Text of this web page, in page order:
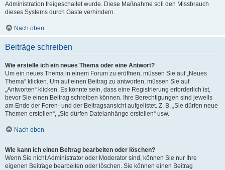
Administration freigeschaltet wurde. Diese Maßnahme soll den Missbrauch
dieses Systems durch Gäste verhindern.
Nach oben
Beiträge schreiben
Wie erstelle ich ein neues Thema oder eine Antwort?
Um ein neues Thema in einem Forum zu eröffnen, müssen Sie auf „Neues
Thema“ klicken. Um auf einen Beitrag zu antworten, müssen Sie auf
„Antworten“ klicken. Es könnte sein, dass eine Registrierung erforderlich ist,
bevor Sie einen Beitrag schreiben können. Ihre Berechtigungen sind jeweils
am Ende der Foren- und der Beitragsansicht aufgelistet. Z. B. „Sie dürfen neue
Themen erstellen“, „Sie dürfen Dateianhänge erstellen“ usw.
Nach oben
Wie kann ich einen Beitrag bearbeiten oder löschen?
Wenn Sie nicht Administrator oder Moderator sind, können Sie nur Ihre
eigenen Beiträge bearbeiten oder löschen. Sie können einen Beitrag